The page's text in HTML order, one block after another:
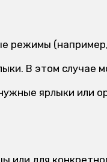
режимы
В этом случае
ярлыки или